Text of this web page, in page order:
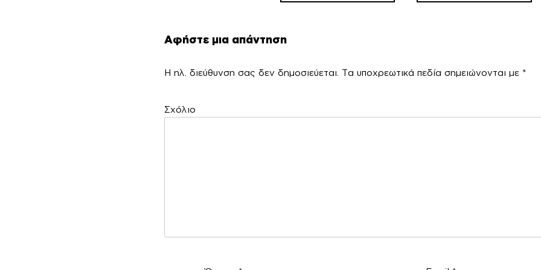
Αφήστε μια απάντηση
Η ηλ. διεύθυνση σας δεν δημοσιεύεται. Τα υποχρεωτικά πεδία σημειώνονται με *